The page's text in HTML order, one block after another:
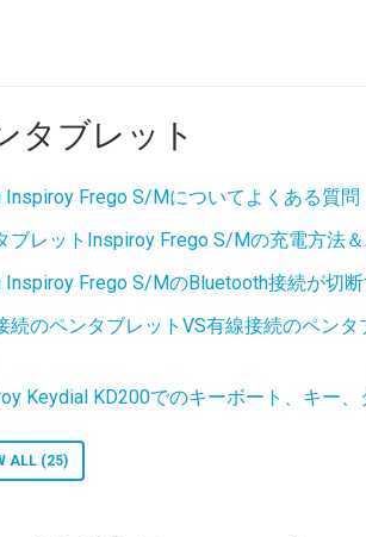
タブレット
Inspiroy Frego S/Mについてよくある質問
ブレットInspiroy Frego S/Mの充電方法
Inspiroy Frego S/MのBluetooth接続が切
続のペンタブレットVS有線接続のペン
Keydial KD200でのキーボート、キー
ALL (25)